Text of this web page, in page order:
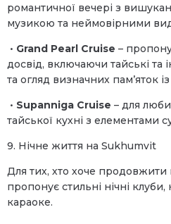
романтичної вечері з
музикою та неймовірними
• Grand Pearl Cruise –
досвід, включаючи тайські та
та огляд визначних пам’яток
• Supanniga Cruise – для
тайської кухні з елементами
9. Нічне життя на Sukhumvit
Для тих, хто хоче
пропонує стильні нічні клуби,
караоке.